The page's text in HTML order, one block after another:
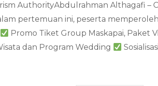
AuthorityAbdulrahman Althagafi –
pertemuan ini, peserta
Promo Tiket Group Maskapai, Paket
dan Program Wedding